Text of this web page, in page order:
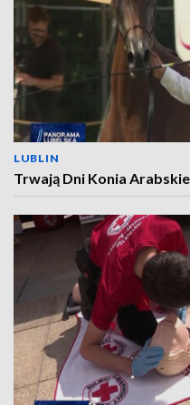
LUBLIN
Trwają Dni Konia